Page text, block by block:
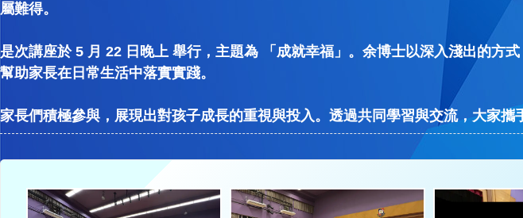
屬難得。
是次講座於 5 月 22 日晚上 舉行，主題為 「成就幸福」。余博士以深入淺出的方
幫助家長在日常生活中落實實踐。
家長們積極參與，展現出對孩子成長的重視與投入。透過共同學習與交流，大家